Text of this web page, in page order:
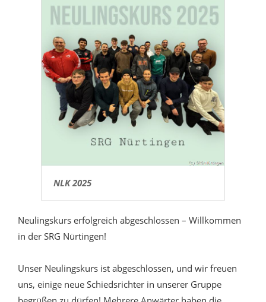
NLK 2025
Neulingskurs erfolgreich abgeschlossen – Willkommen
in der SRG Nürtingen!
Unser Neulingskurs ist abgeschlossen, und wir freuen
uns, einige neue Schiedsrichter in unserer Gruppe